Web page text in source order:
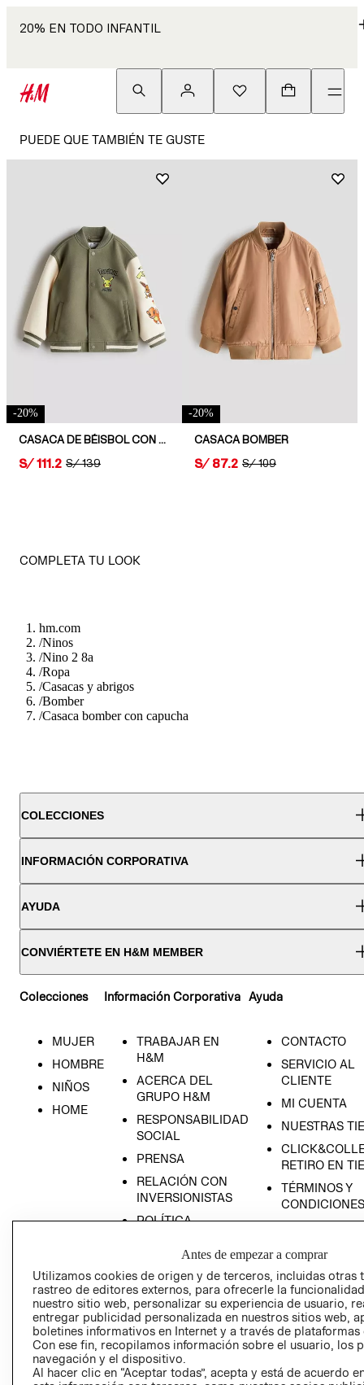
20% EN TODO INFANTIL
PUEDE QUE TAMBIÉN TE GUSTE
-20%
CASACA DE BÉISBOL CON MOTIVOS
ORIGINAL PRICE:
S/ 139
PRICE:
S/ 111.2
-20%
CASACA BOMBER
ORIGINAL PRICE:
S/ 109
PRICE:
S/ 87.2
COMPLETA TU LOOK
hm.com
/Ninos
/Nino 2 8a
/Ropa
/Casacas y abrigos
/Bomber
/Casaca bomber con capucha
COLECCIONES
INFORMACIÓN CORPORATIVA
AYUDA
CONVIÉRTETE EN H&M MEMBER
Colecciones
MUJER
HOMBRE
NIÑOS
HOME
Información Corporativa
TRABAJAR EN
H&M
ACERCA DEL
GRUPO H&M
RESPONSABILIDAD
SOCIAL
PRENSA
RELACIÓN CON
INVERSIONISTAS
POLÍTICA
Ayuda
CONTACTO
SERVICIO AL
CLIENTE
MI CUENTA
NUESTRAS
RETIRO EN
TÉRMINOS Y
CONDICIONES
AVISO DE
PRIVACIDAD
GIFT CARD
AVISO DE
Antes de empezar a comprar
Utilizamos cookies de origen y de terceros, incluidas otras
rastreo de editores externos, para ofrecerle la
nuestro sitio web, personalizar su experiencia de usuario,
entregar publicidad personalizada en nuestros sitios web,
boletines informativos en Internet y a través de plataformas
Con ese fin, recopilamos información sobre el usuario, los
navegación y el dispositivo.
Al hacer clic en “Aceptar todas”, acepta y está de acuerdo